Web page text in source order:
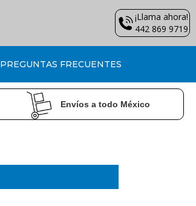
¡Llama ahora!
442 869 9719
PREGUNTAS FRECUENTES
Envíos a todo México